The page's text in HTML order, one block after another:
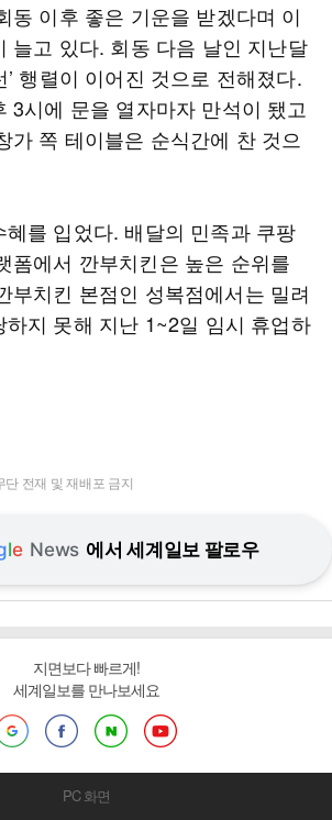
동 이후 좋은 기운을 받겠다며 이
늘고 있다. 회동 다음 날인 지난달
’ 행렬이 이어진 것으로 전해졌다.
3시에 문을 열자마자 만석이 됐고
가 쪽 테이블은 순식간에 찬 것으
를 입었다. 배달의 민족과 쿠팡
폼에서 깐부치킨은 높은 순위를
부치킨 본점인 성복점에서는 밀려
하지 못해 지난 1~2일 임시 휴업하
전재 및 재배포 금지
le News 에서 세계일보 팔로우
지면보다 빠르게!
세계일보를 만나보세요
PC 화면